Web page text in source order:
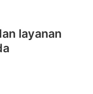
layanan